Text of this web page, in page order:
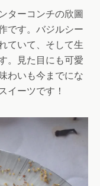
ターコンチの欣圖
です。バジルシー
ていて、そして生
。見た目にも可愛
わいも今までにな
ーツです！